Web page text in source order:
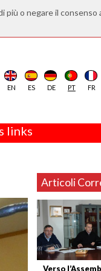
più o negare il
EN ES DE PT FR
links
Articoli
Verso